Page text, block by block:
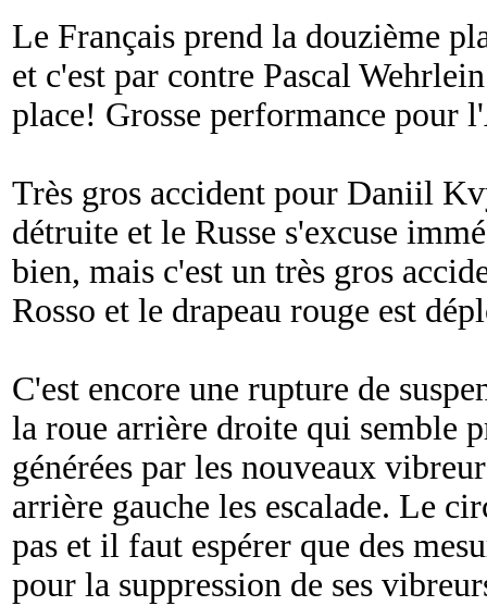
Le Français prend la douzième
et c'est par contre Pascal
place! Grosse performance pour
Très gros accident pour Daniil
détruite et le Russe s'excuse
bien, mais c'est un très gros
Rosso et le drapeau rouge est
C'est encore une rupture de
la roue arrière droite qui semble
générées par les nouveaux
arrière gauche les escalade. Le
pas et il faut espérer que des
pour la suppression de ses